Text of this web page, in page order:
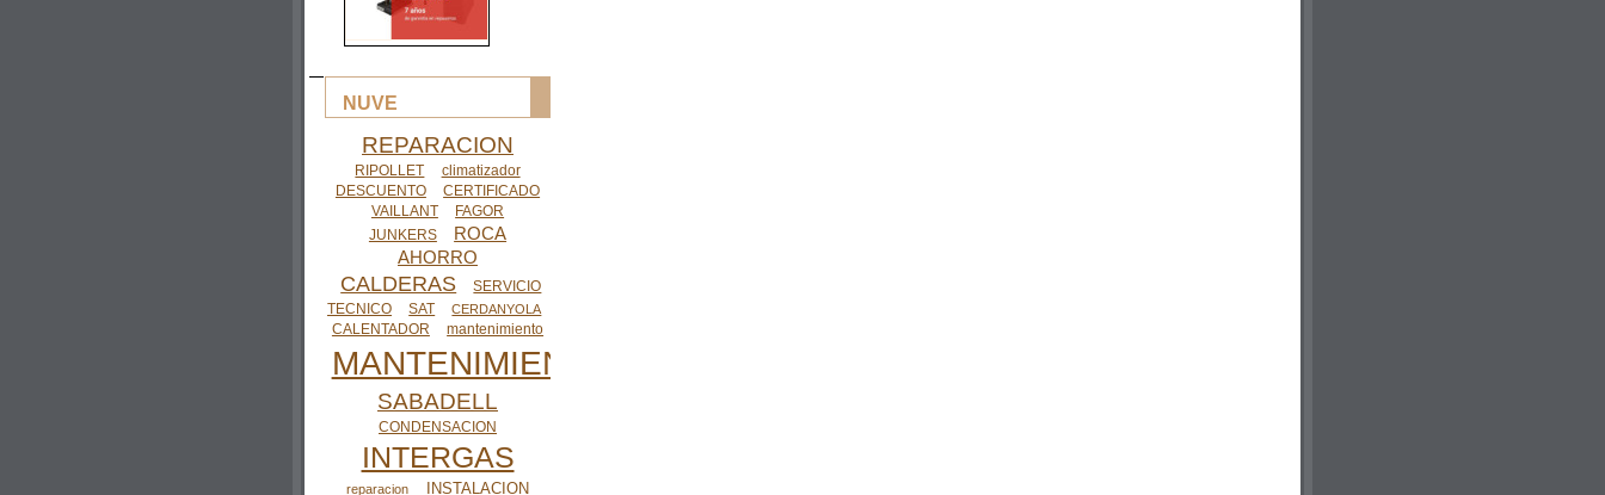
NUVE
REPARACION
RIPOLLET
climatizador
DESCUENTO
CERTIFICADO
VAILLANT
FAGOR
JUNKERS
ROCA
AHORRO
CALDERAS
SERVICIO
TECNICO
SAT CERDANYOLA
CALENTADOR mantenimiento
MANTENIMIENTO
SABADELL
CONDENSACION
INTERGAS
reparacion INSTALACION